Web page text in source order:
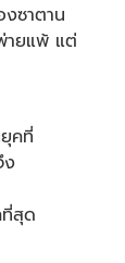
ซาตาน
ายแพ้ แต่
คที่
ง
สุด